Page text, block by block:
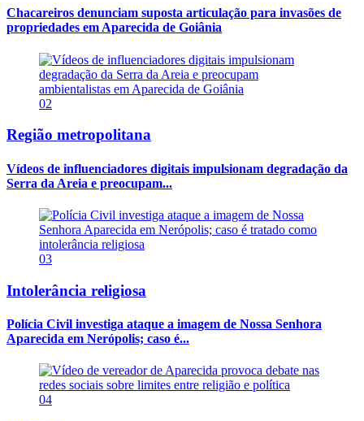
Chacareiros denunciam suposta articulação para invasões de
propriedades em Aparecida de Goiânia
02
Região metropolitana
Vídeos de influenciadores digitais impulsionam degradação da
Serra da Areia e preocupam...
03
Intolerância religiosa
Polícia Civil investiga ataque a imagem de Nossa Senhora
Aparecida em Nerópolis; caso é...
04